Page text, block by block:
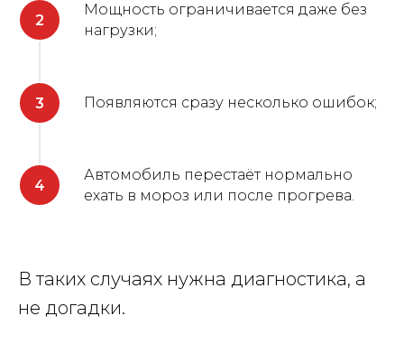
Мощность ограничивается даже без
нагрузки;
Появляются сразу несколько ошибок;
Автомобиль перестаёт нормально
ехать в мороз или после прогрева.
В таких случаях нужна диагностика, а
не догадки.